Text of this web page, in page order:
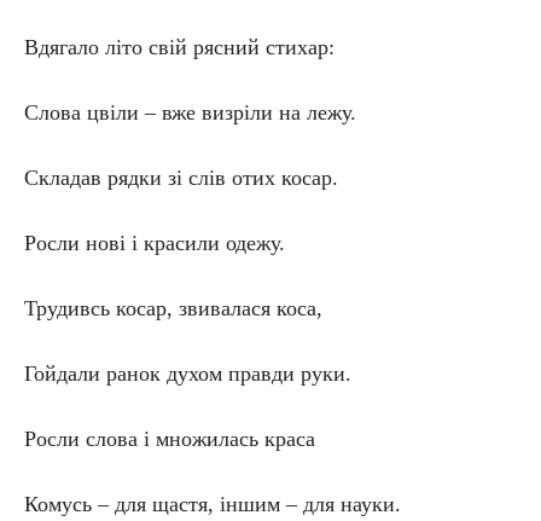
Вдягало літо свій рясний стихар:
Слова цвіли – вже визріли на лежу.
Складав рядки зі слів отих косар.
Росли нові і красили одежу.
Трудивсь косар, звивалася коса,
Гойдали ранок духом правди руки.
Росли слова і множилась краса
Комусь – для щастя, іншим – для науки.